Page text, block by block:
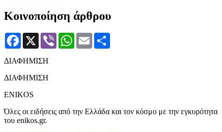
Κοινοποίηση άρθρου
Facebook
X Viber WhatsApp
Email
ΔΙΑΦΗΜΙΣΗ
ΔΙΑΦΗΜΙΣΗ
ENIKOS
Όλες οι ειδήσεις από την Ελλάδα και τον κόσμο με την εγκυρότητα
του enikos.gr.